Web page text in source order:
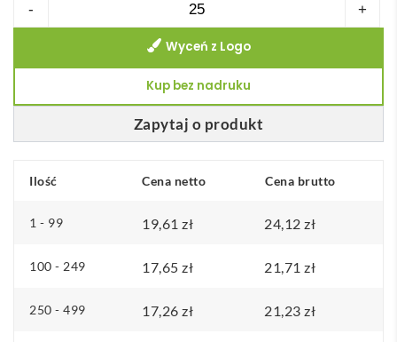
-
THC
shirt
+
Zapytaj o produkt
Wyceń z Logo
Kup bez nadruku
Ilość Cena netto Cena brutto
1 - 99 19,61 zł 24,12 zł
100 - 249 17,65 zł 21,71 zł
250 - 499 17,26 zł 21,23 zł